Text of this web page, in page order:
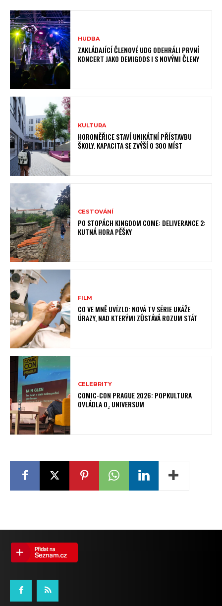
HUDBA
ZAKLÁDAJÍCÍ ČLENOVÉ UDG ODEHRÁLI PRVNÍ
KONCERT JAKO DEMIGODS I S NOVÝMI ČLENY
KULTURA
HOROMĚŘICE STAVÍ UNIKÁTNÍ PŘÍSTAVBU
ŠKOLY. KAPACITA SE ZVÝŠÍ O 300 MÍST
CESTOVÁNÍ
PO STOPÁCH KINGDOM COME: DELIVERANCE 2:
KUTNÁ HORA PĚŠKY
FILM
CO VE MNĚ UVÍZLO: NOVÁ TV SÉRIE UKÁŽE
ÚRAZY, NAD KTERÝMI ZŮSTÁVÁ ROZUM STÁT
CELEBRITY
COMIC-CON PRAGUE 2026: POPKULTURA
OVLÁDLA O₂ UNIVERSUM